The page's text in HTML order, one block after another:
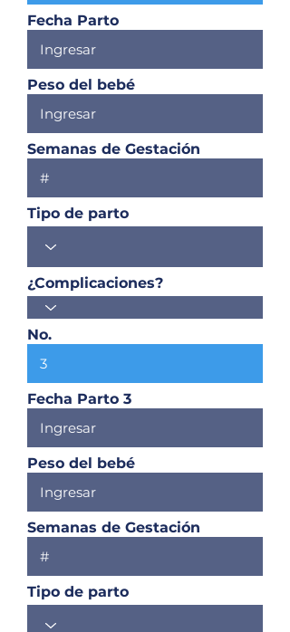
Fecha Parto
Peso del bebé
Semanas de Gestación
Tipo de parto
¿Complicaciones?
No.
Fecha Parto 3
Peso del bebé
Semanas de Gestación
Tipo de parto